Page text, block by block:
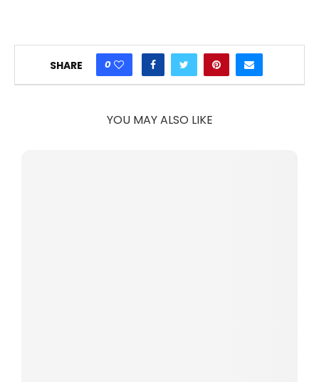
SHARE 0
YOU MAY ALSO LIKE